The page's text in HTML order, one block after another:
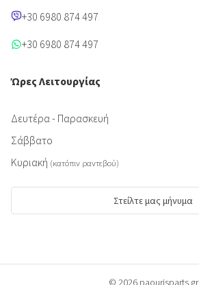
+30 6980 874 497
+30 6980 874 497
Ώρες Λειτουργίας
Δευτέρα - Παρασκευή
Σάββατο
Κυριακή (κατόπιν ραντεβού)
Στείλτε μας μήνυμα
© 2026 paourisparts.gr